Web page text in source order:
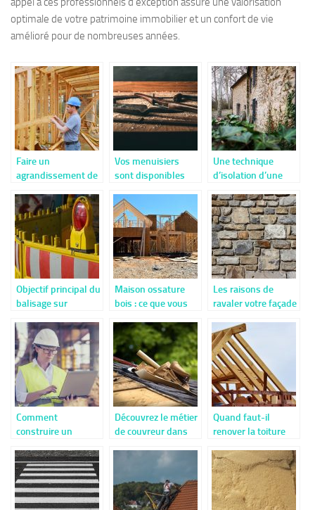
optimale de votre patrimoine immobilier et un confort de vie
amélioré pour de nombreuses années.
Faire un
agrandissement de
Vos menuisiers
sont disponibles
Une technique
d’isolation d’une
Objectif principal du
balisage sur
Maison ossature
bois : ce que vous
Les raisons de
ravaler votre façade
Comment
construire un
?
Découvrez le métier
de couvreur dans
Quand faut-il
renover la toiture